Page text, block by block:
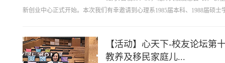
新创业中心正式开始。本次我们有幸邀请到心理系1985届本科、1988届硕士
【活动】心天下-校友论坛第
教养及移民家庭儿...